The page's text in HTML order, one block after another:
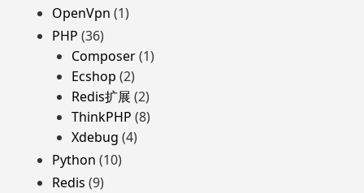
OpenVpn (1)
PHP (36)
Composer(1)
Ecshop (2)
Redis扩展 (2)
ThinkPHP (8)
Xdebug (4)
Python (10)
Redis (9)